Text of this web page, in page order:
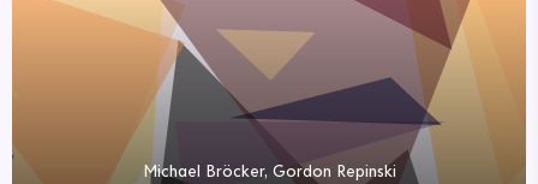
Michael Bröcker, Gordon Repinski